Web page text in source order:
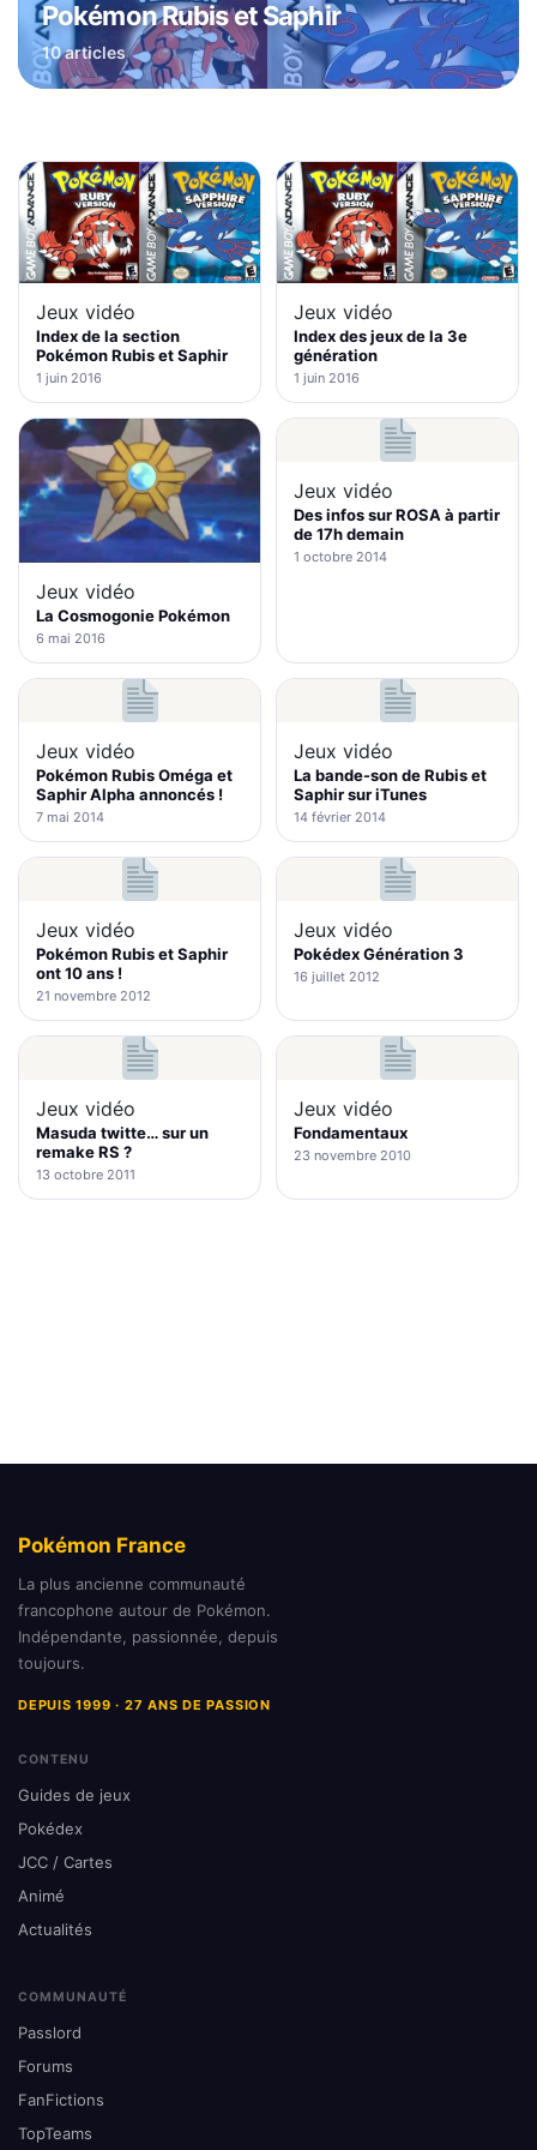
Pokémon Rubis et Saphir
10 articles
Jeux vidéo
Index de la section
Pokémon Rubis et Saphir
1 juin 2016
Jeux vidéo
Index des jeux de la 3e
génération
1 juin 2016
Jeux vidéo
La Cosmogonie Pokémon
6 mai 2016
Jeux vidéo
Des infos sur ROSA à partir
de 17h demain
1 octobre 2014
Jeux vidéo
Pokémon Rubis Oméga et
Saphir Alpha annoncés !
7 mai 2014
Jeux vidéo
La bande-son de Rubis et
Saphir sur iTunes
14 février 2014
Jeux vidéo
Pokémon Rubis et Saphir
ont 10 ans !
21 novembre 2012
Jeux vidéo
Pokédex Génération 3
16 juillet 2012
Jeux vidéo
Masuda twitte… sur un
remake RS ?
13 octobre 2011
Jeux vidéo
Fondamentaux
23 novembre 2010
Pokémon France
La plus ancienne communauté
francophone autour de Pokémon.
Indépendante, passionnée, depuis
toujours.
DEPUIS 1999 · 27 ANS DE PASSION
CONTENU
Guides de jeux
Pokédex
JCC / Cartes
Animé
Actualités
COMMUNAUTÉ
Passlord
Forums
FanFictions
TopTeams